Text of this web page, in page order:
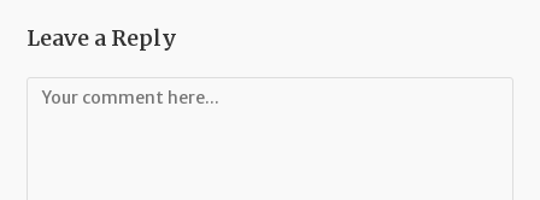
Leave a Reply
Comment